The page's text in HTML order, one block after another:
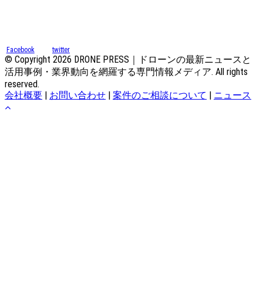
Facebook twitter
© Copyright 2026 DRONE PRESS｜ドローンの最新ニュースと
活用事例・業界動向を網羅する専門情報メディア. All rights
reserved.
会社概要
お問い合わせ 案件のご相談について ニュース